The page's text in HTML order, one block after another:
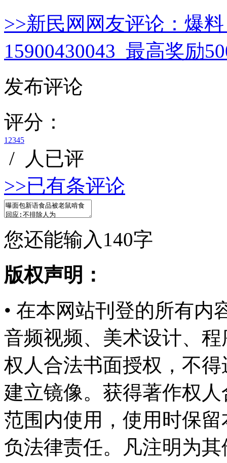
>>新民网网友评论： 爆
15900430043 最高奖励
发布评论
评分：
1 2345
/
人已评
>>已有条评论
您还能输入 140字
版权声明：
• 在本网站刊登的所有内
音频视频、美术设计、
权人合法书面授权，不
建立镜像。获得著作权
范围内使用，使用时保
负法律责任。凡注明为